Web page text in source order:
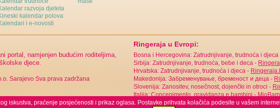
iskustva, praćenje posjećenosti i prikaz oglasa. Postavke prihvata kolačića podesite u vašem
razvoja djeteta
kalendar polova
i e-novosti
portal, namjenjen budućim roditeljima,
djece.
Sarajevo Sva prava zadržana
Ringeraja u Evropi:
Bosna i Hercegovina: Zatrudnjivanje, trudnoća i
Srbija: Zatrudnjivanje, trudnoća, bebe i deca -
Hrvatska: Zatrudnjivanje, trudnoća i djeca -
Makedonija: Забременување, бременост и деца -
Slovenija: Zanositev, nosečnost, dojenčki in otroci -
Italija: Concepimento, gravidanza e bambini -